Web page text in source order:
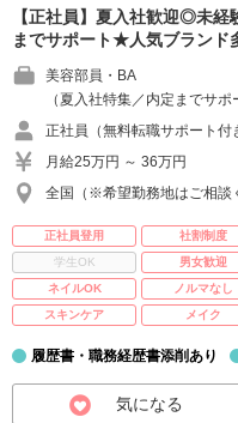
【正社員】夏入社歓迎◎未
までサポート★人気ブランド
美容部員・BA
（夏入社特集／内定までサ
正社員（無料転職サポート付
月給25万円 ～ 36万円
全国（※希望勤務地はご相談
正社員登用 社割制度
学生OK
男女歓迎
ネイルOK
ノルマなし
スキンケア
メイク
履歴書・職務経歴書添削あり
気になる